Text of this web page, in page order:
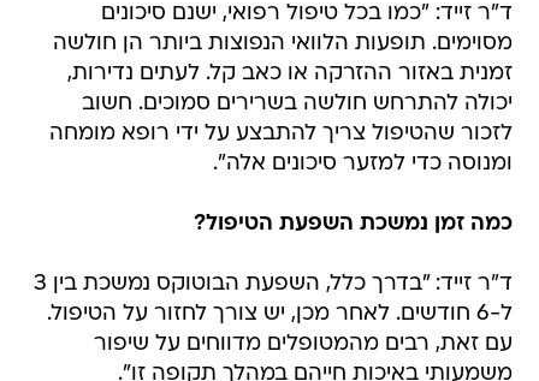
ד"ר זייד: "כמו בכל טיפול רפואי, ישנם סיכונים
מסוימים. תופעות הלוואי הנפוצות ביותר הן חולשה
זמנית באזור ההזרקה או כאב קל. לעתים נדירות,
יכולה להתרחש חולשה בשרירים סמוכים. חשוב
לזכור שהטיפול צריך להתבצע על ידי רופא מומחה
ומנוסה כדי למזער סיכונים אלה".
כמה זמן נמשכת השפעת הטיפול?
ד"ר זייד: "בדרך כלל, השפעת הבוטוקס נמשכת בין 3
ל-6 חודשים. לאחר מכן, יש צורך לחזור על הטיפול.
עם זאת, רבים מהמטופלים מדווחים על שיפור
משמעותי באיכות חייהם במהלך תקופה זו".